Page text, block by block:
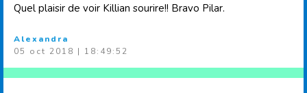
Quel plaisir de voir Killian sourire!! Bravo Pilar.
Alexandra
05 oct 2018 | 18:49:52